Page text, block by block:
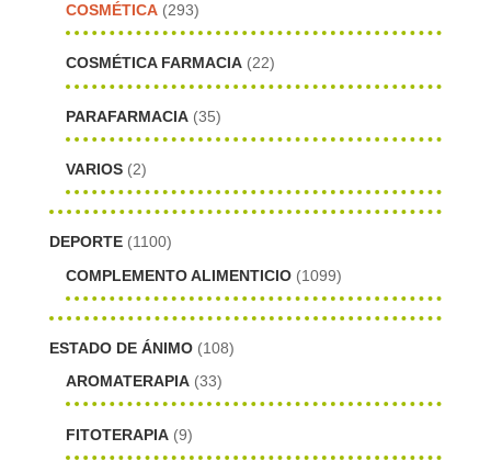
COSMÉTICA (293)
COSMÉTICA FARMACIA (22)
PARAFARMACIA (35)
VARIOS (2)
DEPORTE (1100)
COMPLEMENTO ALIMENTICIO (1099)
ESTADO DE ÁNIMO (108)
AROMATERAPIA (33)
FITOTERAPIA (9)